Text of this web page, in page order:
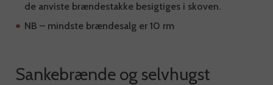
de anviste brændestakke besigtiges i skoven.
NB – mindste brændesalg er 10 rm
Sankebrænde og selvhugst